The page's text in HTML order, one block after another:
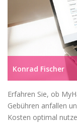
Konrad Fischer
Erfahren Sie, ob
Gebühren anfallen
Kosten optimal